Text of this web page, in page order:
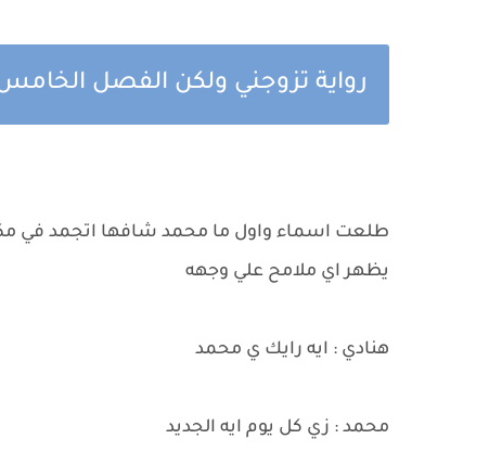
رواية تزوجني ولكن الفصل
طلعت اسماء واول ما محمد شافها اتجمد في
يظهر اي ملامح علي وجهه
هنادي : ايه رايك ي محمد
محمد : زي كل يوم ايه الجديد